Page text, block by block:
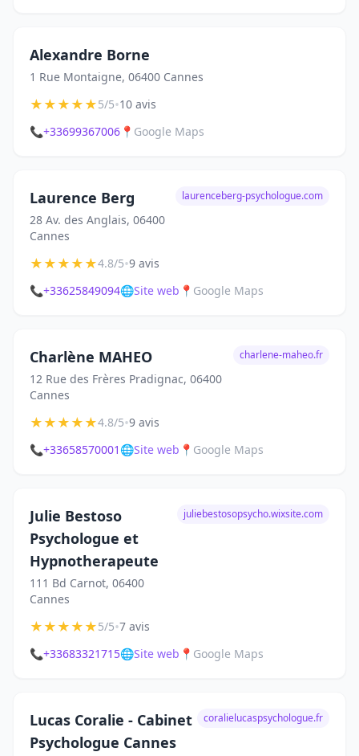
Alexandre Borne
1 Rue Montaigne, 06400 Cannes
★★★★★5/5•10 avis
📞+33699367006 📍 Google Maps
Laurence Berg
28 Av. des Anglais, 06400
Cannes
laurenceberg-psychologue.com
★★★★★4.8/5•9 avis
📞+33625849094🌐Site web 📍 Google Maps
Charlène MAHEO
12 Rue des Frères Pradignac, 06400
Cannes
charlene-maheo.fr
★★★★★4.8/5•9 avis
📞+33658570001 🌐Site web 📍 Google Maps
Julie Bestoso
Psychologue et
Hypnotherapeute
111 Bd Carnot, 06400
Cannes
juliebestosopsycho.wixsite.com
★★★★★5/5•7 avis
📞+33683321715🌐Site web 📍 Google Maps
Lucas Coralie - Cabinet
Psychologue Cannes
coralielucaspsychologue.fr